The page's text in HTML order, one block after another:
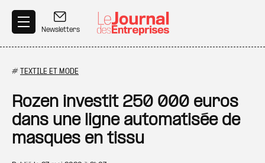
Newsletters
# TEXTILE ET MODE
Rozen investit 250 000 euros
dans une ligne automatisée de
masques en tissu